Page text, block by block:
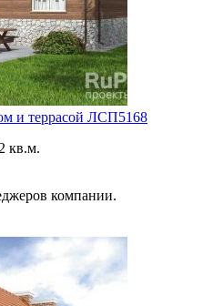
и террасой ЛСП5168
кв.м.
компании.